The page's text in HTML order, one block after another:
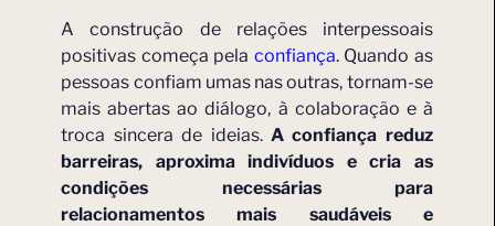
A construção de relações interpessoais
positivas começa pela confiança. Quando as
pessoas confiam umas nas outras, tornam-se
mais abertas ao diálogo, à colaboração e à
troca sincera de ideias. A confiança reduz
barreiras, aproxima indivíduos e cria as
condições necessárias para
relacionamentos mais saudáveis e